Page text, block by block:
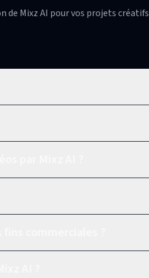
de Mixz AI pour vos projets créatifs